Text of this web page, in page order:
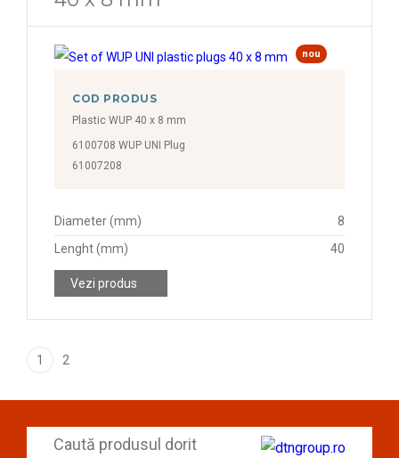
nou
COD PRODUS
Plastic WUP 40 x 8 mm
6100708 WUP UNI Plug
61007208
Diameter (mm)
8
Lenght (mm)
40
Vezi produs
1 2